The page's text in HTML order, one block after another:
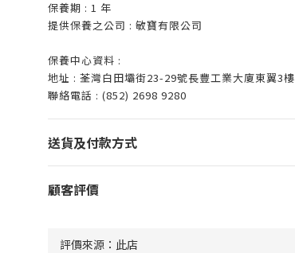
保養期 : 1 年
提供保養之公司 : 敏寶有限公司
保養中心資料 :
地址 : 荃灣白田壩街23-29號長豐工業大廈東翼3樓
聯絡電話 : (852) 2698 9280
送貨及付款方式
顧客評價